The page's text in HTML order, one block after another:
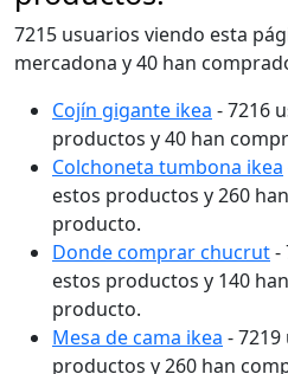
7215 usuarios viendo esta
mercadona y 40 han
Cojín gigante ikea - 7216
productos y 40 han
Colchoneta tumbona ikea
estos productos y 260
producto.
Donde comprar chucrut-
estos productos y 140
producto.
Mesa de cama ikea -
productos y 260 han